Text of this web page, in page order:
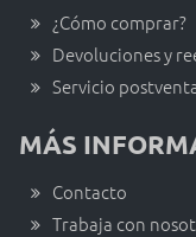
¿Cómo comprar?
Devoluciones y
Servicio
MÁS
Contacto
Trabaja con